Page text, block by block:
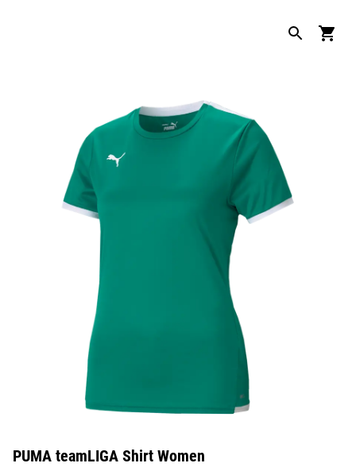
PUMA teamLIGA Shirt Women